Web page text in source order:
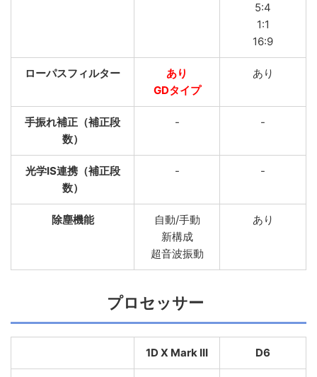
5:4
1:1
16:9
ローパスフィルター
あり
GDタイプ
あり
手振れ補正（補正段
数）
- -
光学IS連携（補正段
数）
- -
除塵機能
自動/手動
新構成
超音波振動
あり
プロセッサー
1D X Mark III D6